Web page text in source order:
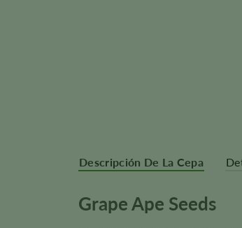
Descripción De La Cepa
Grape Ape Seeds